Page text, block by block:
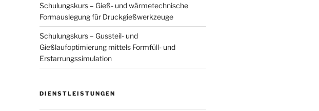
Schulungskurs – Gieß- und wärmetechnische
Formauslegung für Druckgießwerkzeuge
Schulungskurs – Gussteil- und
Gießlaufoptimierung mittels Formfüll- und
Erstarrungssimulation
DIENSTLEISTUNGEN